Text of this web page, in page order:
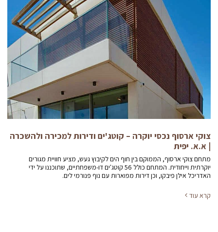
צוקי ארסוף נכסי יוקרה – קוטג'ים ודירות למכירה ולהשכרה
| א.א. יפית
מתחם צוקי ארסוף, הממוקם בין חוף הים לקיבוץ געש, מציע חוויית מגורים
יוקרתית וייחודית. המתחם כולל 56 קוטג'ים דו-משפחתיים, שתוכננו על ידי
האדריכל אילן פיבקו, וכן דירות מפוארות עם נוף פנורמי לים.
קרא עוד